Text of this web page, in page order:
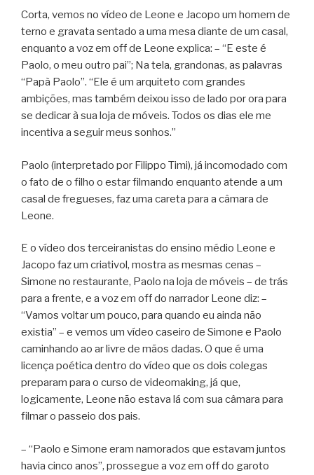
Corta, vemos no vídeo de Leone e Jacopo um homem de
terno e gravata sentado a uma mesa diante de um casal,
enquanto a voz em off de Leone explica: – “E este é
Paolo, o meu outro pai”; Na tela, grandonas, as palavras
“Papà Paolo”. “Ele é um arquiteto com grandes
ambições, mas também deixou isso de lado por ora para
se dedicar à sua loja de móveis. Todos os dias ele me
incentiva a seguir meus sonhos.”
Paolo (interpretado por Filippo Timi), já incomodado com
o fato de o filho o estar filmando enquanto atende a um
casal de fregueses, faz uma careta para a câmara de
Leone.
E o vídeo dos terceiranistas do ensino médio Leone e
Jacopo faz um criativol, mostra as mesmas cenas –
Simone no restaurante, Paolo na loja de móveis – de trás
para a frente, e a voz em off do narrador Leone diz: –
“Vamos voltar um pouco, para quando eu ainda não
existia” – e vemos um vídeo caseiro de Simone e Paolo
caminhando ao ar livre de mãos dadas. O que é uma
licença poética dentro do vídeo que os dois colegas
preparam para o curso de videomaking, já que,
logicamente, Leone não estava lá com sua câmara para
filmar o passeio dos pais.
– “Paolo e Simone eram namorados que estavam juntos
havia cinco anos”, prossegue a voz em off do garoto